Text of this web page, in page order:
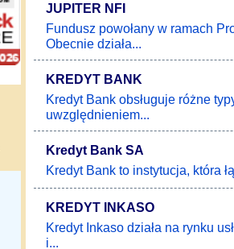
JUPITER NFI
Fundusz powołany w ramach
Obecnie działa...
KREDYT BANK
Kredyt Bank obsługuje różne
uwzględnieniem...
Kredyt Bank SA
Kredyt Bank to instytucja, która
KREDYT INKASO
Kredyt Inkaso działa na rynku
i...